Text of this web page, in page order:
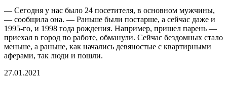
— Сегодня у нас было 24 посетителя, в основном мужчины,
— сообщила она. — Раньше были постарше, а сейчас даже и
1995-го, и 1998 года рождения. Например, пришел парень —
приехал в город по работе, обманули. Сейчас бездомных стало
меньше, а раньше, как начались девяностые с квартирными
аферами, так люди и пошли.
27.01.2021